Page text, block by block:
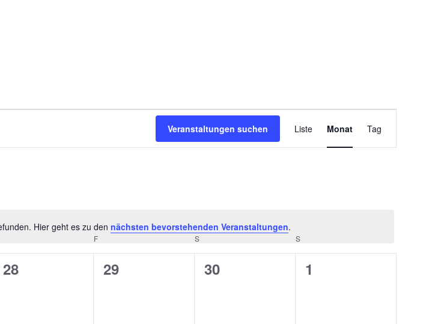
Hinweis
Hier geht es zu den nächsten bevorstehenden Veranstaltungen.
Veranstaltungen suchen
Veranstaltung
Ansichten-
Navigation
Liste Monat Tag
F S S
0
28
0
29
0
30
0
1